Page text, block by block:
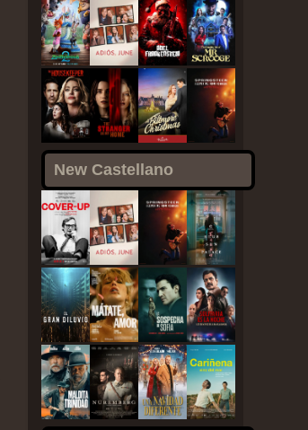
New Castellano